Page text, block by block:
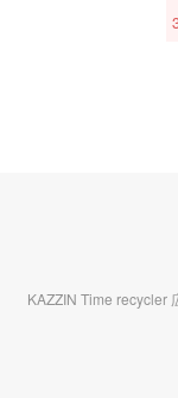
KAZZIN Time recycler